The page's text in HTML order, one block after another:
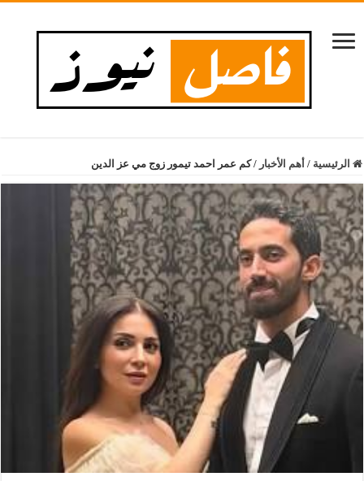
الرئيسية / أهم الأخبار / كم عمر احمد تيمور زوج مي عز الدين